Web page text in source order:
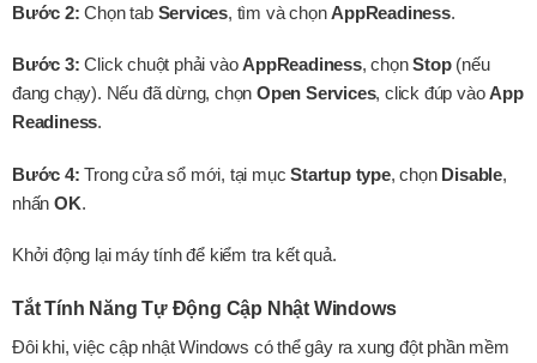
Bước 2: Chọn tab Services, tìm và chọnAppReadiness.
Bước 3: Click chuột phải vàoAppReadiness, chọnStop(nếu
đang chạy). Nếu đã dừng, chọnOpen Services, click đúp vàoApp
Readiness.
Bước 4: Trong cửa sổ mới, tại mụcStartup type, chọn Disable,
nhấn OK.
Khởi động lại máy tính để kiểm tra kết quả.
Tắt Tính Năng Tự Động Cập Nhật Windows
Đôi khi, việc cập nhật Windows có thể gây ra xung đột phần mềm